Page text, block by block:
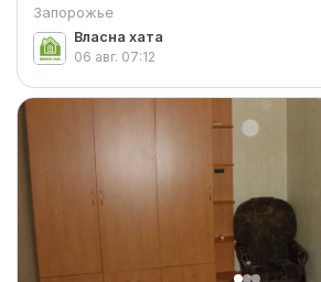
Запорожье
Власна хата
06 авг. 07:12